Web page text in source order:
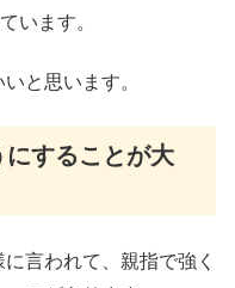
います。
と思います。
することが大
言われて、親指で強く